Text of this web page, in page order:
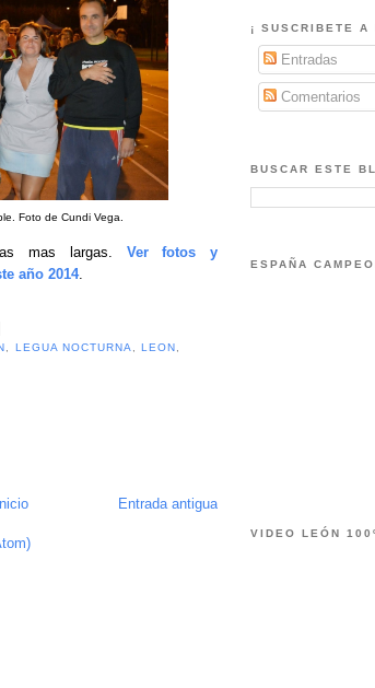
Foto de Cundi Vega.
mas largas. Ver fotos y
año 2014.
, LEGUA NOCTURNA, LEON ,
Entrada antigua
¡ SUSCRIBETE
Entradas
Comentarios
BUSCAR ESTE
ESPAÑA
VIDEO LEÓN